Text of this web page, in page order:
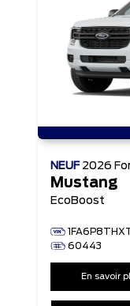
NEUF 2026
Mustang
EcoBoost
60443
En savoir